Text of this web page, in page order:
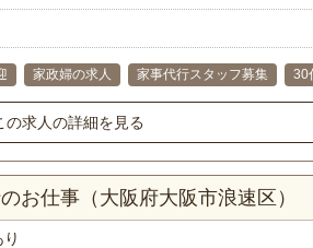
家政婦の求人 家事代行スタッフ募集 30
の求人の詳細を見る
お仕事（大阪府大阪市浪速区）